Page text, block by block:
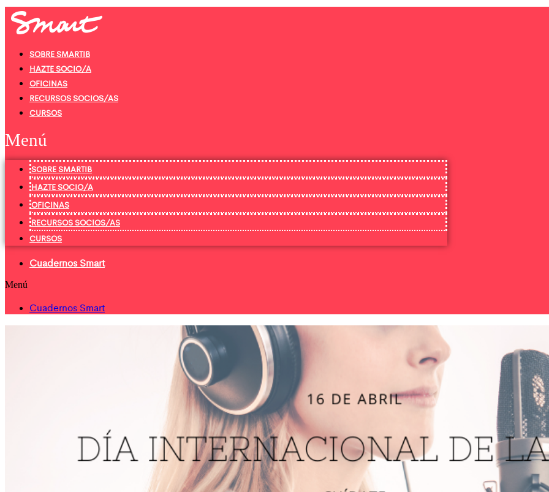
Ir
contenido
SOBRE SMARTIB
HAZTE SOCIO/A
OFICINAS
RECURSOS SOCIOS/AS
CURSOS
Menú
SOBRE SMARTIB
HAZTE SOCIO/A
OFICINAS
RECURSOS SOCIOS/AS
CURSOS
Cuadernos Smart
Menú
Cuadernos Smart